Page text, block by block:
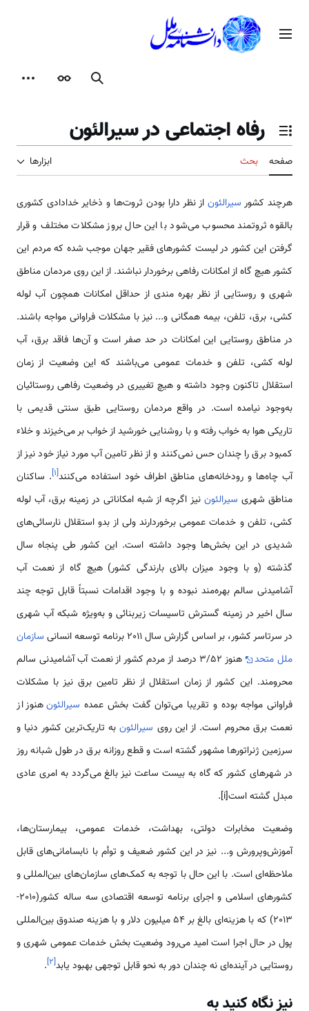
محتوامنوی اصلی
جستجوظاهر
تغییر وضعیت فهرست محتویات
رفاه اجتماعی در سیرالئون
صفحه بحث ابزارها
هرچند کشور سیرالئون از نظر دارا بودن ثروت‌ها و ذخایر خدادادی کشوری
بالقوه ثروتمند محسوب می‌شود با این حال بروز مشکلات مختلف و قرار
گرفتن این کشور در لیست کشورهای فقیر جهان موجب شده که مردم این
کشور هیچ گاه از امکانات رفاهی برخوردار نباشند. از این روی مردمان مناطق
شهری و روستایی از نظر بهره مندی از حداقل امکانات همچون آب لوله
کشی، برق، تلفن، بیمه همگانی و... نیز با مشکلات فراوانی مواجه باشند.
در مناطق روستایی این امکانات در حد صفر است و آن‌ها فاقد برق، آب
لوله کشی، تلفن و خدمات عمومی می‌باشند که این وضعیت از زمان
استقلال تاکنون وجود داشته و هیچ تغییری در وضعیت رفاهی روستائیان
به‌وجود نیامده است. در واقع مردمان روستایی طبق سنتی قدیمی با
تاریکی هوا به خواب رفته و با روشنایی خورشید از خواب بر می‌خیزند و خلاء
کمبود برق را چندان حس نمی‌کنند و از نظر تامین آب مورد نیاز خود نیز از
آب چاه‌ها و رودخانه‌های مناطق اطراف خود استفاده می‌کنند[۱]. ساکنان
مناطق شهری سیرالئون نیز اگرچه از شبه امکاناتی در زمینه برق، آب لوله
کشی، تلفن و خدمات عمومی برخوردارند ولی از بدو استقلال نارسائی‌های
شدیدی در این بخش‌ها وجود داشته است. این کشور طی پنجاه سال
گذشته (و با وجود میزان بالای بارندگی کشور) هیچ گاه از نعمت آب
آشامیدنی سالم بهره‌مند نبوده و با وجود اقدامات نسبتاً قابل توجه چند
سال اخیر در زمینه گسترش تاسیسات زیربنائی و به‌ویژه شبکه آب شهری
در سرتاسر کشور، بر اساس گزارش سال 2011 برنامه توسعه انسانی
سازمان
ملل متحد
هنوز 3/52 درصد از مردم کشور از نعمت آب آشامیدنی سالم
محرومند. این کشور از زمان استقلال از نظر تامین برق نیز با مشکلات
فراوانی مواجه بوده و تقریبا می‌توان گفت بخش عمده سیرالئونهنوز از
نعمت برق محروم است. از این روی سیرالئونبه تاریک‌ترین کشور دنیا و
سرزمین ژنراتورها مشهور گشته است و قطع روزانه برق در طول شبانه روز
در شهرهای کشور که گاه به بیست ساعت نیز بالغ می‌گردد به امری عادی
مبدل گشته است[i].
وضعیت مخابرات دولتی، بهداشت، خدمات عمومی، بیمارستان‌ها،
آموزش‌وپرورش و... نیز در این کشور ضعیف و توأم با نابسامانی‌های قابل
ملاحظه‌ای است. با این حال با توجه به کمک‌های سازمان‌های بین‌المللی و
کشورهای اسلامی و اجرای برنامه توسعه اقتصادی سه ساله کشور(2010-
2013) که با هزینه‌ای بالغ بر 54 میلیون دلار و با هزینه صندوق بین‌المللی
پول در حال اجرا است امید می‌رود وضعیت بخش خدمات عمومی شهری و
روستایی در آینده‌ای نه چندان دور به نحو قابل توجهی بهبود یابد[۲]
.
نیز نگاه کنید به